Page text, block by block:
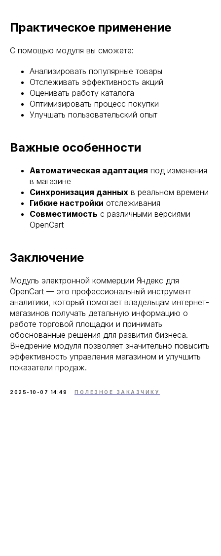
Практическое применение
С помощью модуля вы сможете:
Анализировать популярные товары
Отслеживать эффективность акций
Оценивать работу каталога
Оптимизировать процесс покупки
Улучшать пользовательский опыт
Важные особенности
Автоматическая адаптация под изменения
в магазине
Синхронизация данных в реальном времени
Гибкие настройки отслеживания
Совместимость с различными версиями
OpenCart
Заключение
Модуль электронной коммерции Яндекс для
OpenCart — это профессиональный инструмент
аналитики, который помогает владельцам интернет-
магазинов получать детальную информацию о
работе торговой площадки и принимать
обоснованные решения для развития бизнеса.
Внедрение модуля позволяет значительно повысить
эффективность управления магазином и улучшить
показатели продаж.
2025-10-07 14:49 ПОЛЕЗНОЕ ЗАКАЗЧИКУ